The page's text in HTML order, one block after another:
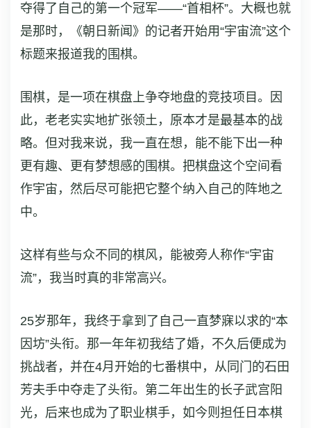
夺得了自己的第一个冠军——“首相杯”。大概也就
是那时，《朝日新闻》的记者开始用“宇宙流”这个
标题来报道我的围棋。
围棋，是一项在棋盘上争夺地盘的竞技项目。因
此，老老实实地扩张领土，原本才是最基本的战
略。但对我来说，我一直在想，能不能下出一种
更有趣、更有梦想感的围棋。把棋盘这个空间看
作宇宙，然后尽可能把它整个纳入自己的阵地之
中。
这样有些与众不同的棋风，能被旁人称作“宇宙
流”，我当时真的非常高兴。
25岁那年，我终于拿到了自己一直梦寐以求的“本
因坊”头衔。那一年年初我结了婚，不久后便成为
挑战者，并在4月开始的七番棋中，从同门的石田
芳夫手中夺走了头衔。第二年出生的长子武宫阳
光，后来也成为了职业棋手，如今则担任日本棋